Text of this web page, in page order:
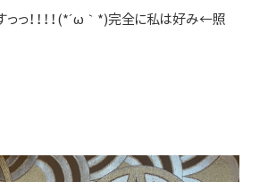
っっ！！！！(*´ω｀*)完全に私は好み←照